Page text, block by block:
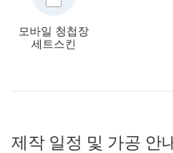
모바일 청첩장
세트스킨
제작 일정 및 가공 안